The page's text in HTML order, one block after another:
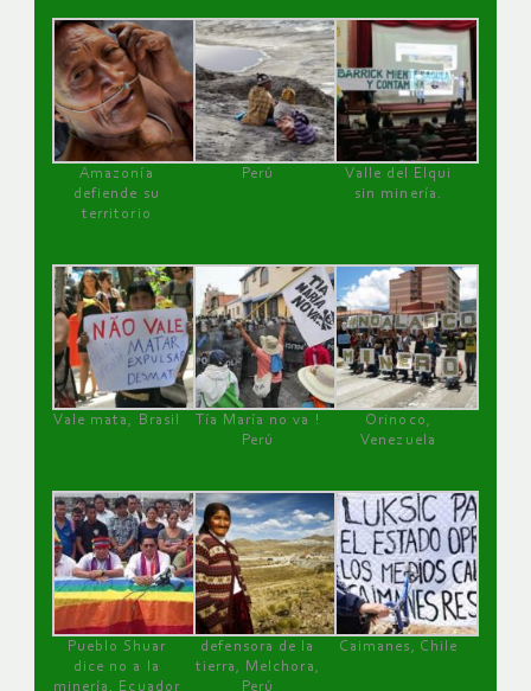
Amazonía
defiende su
territorio
Perú
Valle del Elqui
sin minería.
Vale mata, Brasil
Tía María no va !
Perú
Orinoco,
Venezuela
Pueblo Shuar
dice no a la
minería, Ecuador
defensora de la
tierra, Melchora,
Perú
Caimanes, Chile